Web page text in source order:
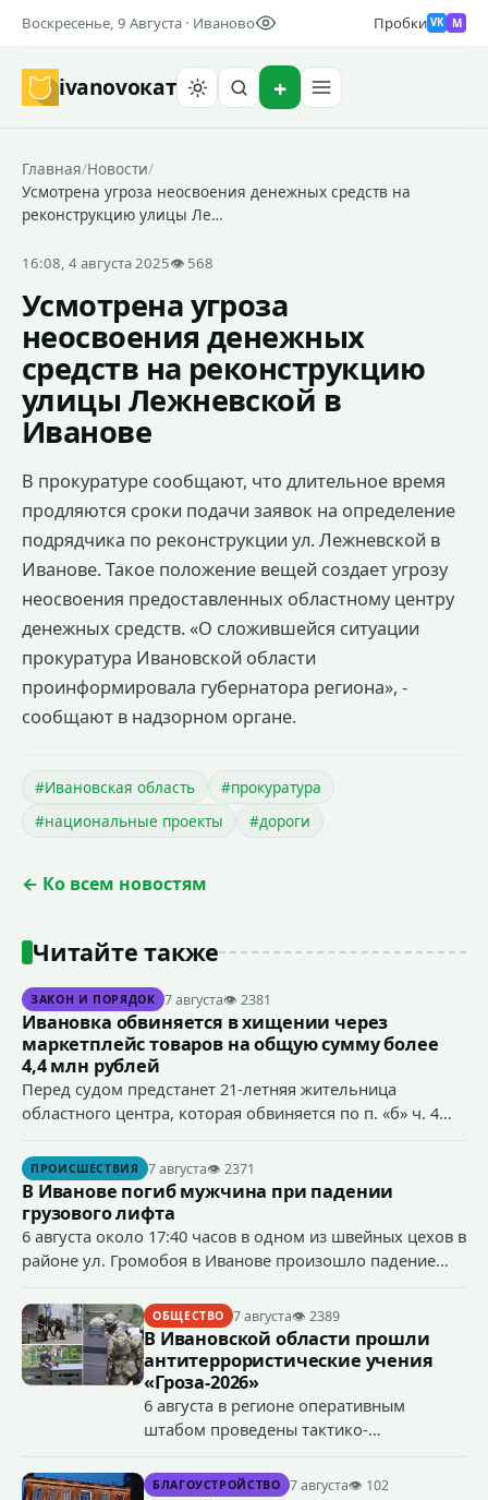
Воскресенье, 9 Августа · Иваново Пробки VK M
ivanovoкат
Главная/Новости/
Усмотрена угроза неосвоения денежных средств на
реконструкцию улицы Ле…
16:08, 4 августа 2025👁 568
Усмотрена угроза
неосвоения денежных
средств на реконструкцию
улицы Лежневской в
Иванове
В прокуратуре сообщают, что длительное время
продляются сроки подачи заявок на определение
подрядчика по реконструкции ул. Лежневской в
Иванове. Такое положение вещей создает угрозу
неосвоения предоставленных областному центру
денежных средств. «О сложившейся ситуации
прокуратура Ивановской области
проинформировала губернатора региона», -
сообщают в надзорном органе.
#Ивановская область
#прокуратура
#национальные проекты
#дороги
← Ко всем новостям
Читайте также
ЗАКОН И ПОРЯДОК 7 августа👁 2381
Ивановка обвиняется в хищении через
маркетплейс товаров на общую сумму более
4,4 млн рублей
Перед судом предстанет 21-летняя жительница
областного центра, которая обвиняется по п. «б» ч. 4
сумму более 4,4 млн рублей через маркетплейс.
ПРОИСШЕСТВИЯ 7 августа👁 2371
В Иванове погиб мужчина при падении
грузового лифта
6 августа около 17:40 часов в одном из швейных цехов в
районе ул. Громобоя в Иванове произошло падение
ОБЩЕСТВО 7 августа👁 2389
В Ивановской области прошли
антитеррористические учения
«Гроза-2026»
6 августа в регионе оперативным
штабом проведены тактико-
террористического акта на объекте
БЛАГОУСТРОЙСТВО 7 августа👁 102